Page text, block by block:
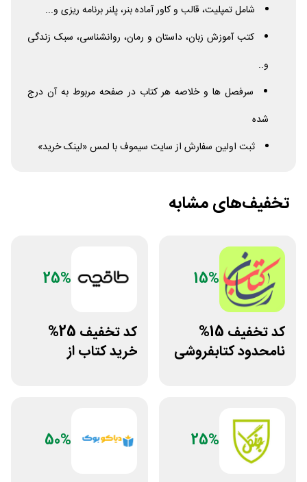
شامل تمپلیت، قالب و کاور آماده بنر، پلنر برنامه ریزی و...
کتب آموزش زبان، داستان و رمان، روانشناسی، سبک زندگی
و..
سرفصل ها و خلاصه هر کتاب در صفحه مربوط به آن درج
شده
ثبت اولین سفارش از سایت سیموف با لمس «لینک خرید»
تخفیف‌های مشابه
15%
کد تخفیف 15%
نامحدود کتابفروشی
25%
کد تخفیف 25%
خرید کتاب از
25%
50%